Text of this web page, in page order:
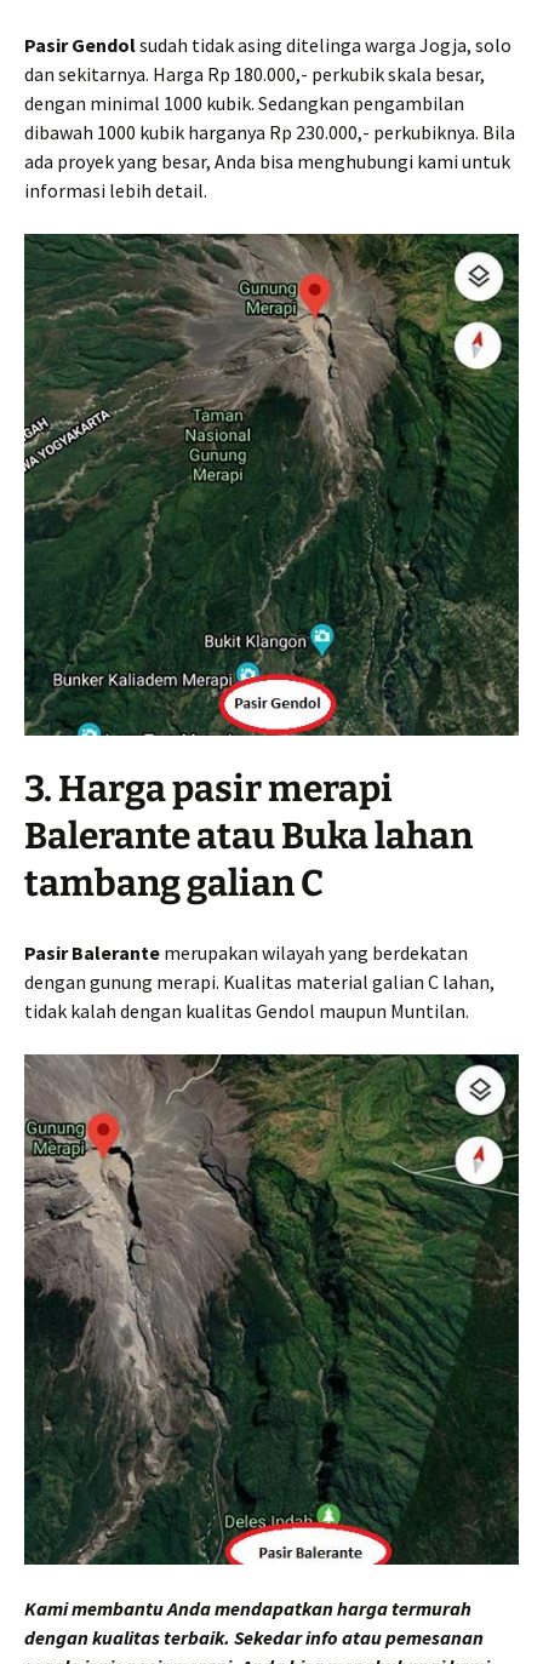
Pasir Gendolsudah tidak asing ditelinga warga Jogja, solo
dan sekitarnya. Harga Rp 180.000,- perkubik skala besar,
dengan minimal 1000 kubik. Sedangkan pengambilan
dibawah 1000 kubik harganya Rp 230.000,- perkubiknya. Bila
ada proyek yang besar, Anda bisa menghubungi kami untuk
informasi lebih detail.
3. Harga pasir merapi
Balerante atau Buka lahan
tambang galian C
Pasir Balerante merupakan wilayah yang berdekatan
dengan gunung merapi. Kualitas material galian C lahan,
tidak kalah dengan kualitas Gendol maupun Muntilan.
Kami membantu Anda mendapatkan harga termurah
dengan kualitas terbaik. Sekedar info atau pemesanan